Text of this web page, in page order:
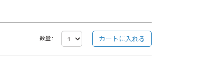
数量 :